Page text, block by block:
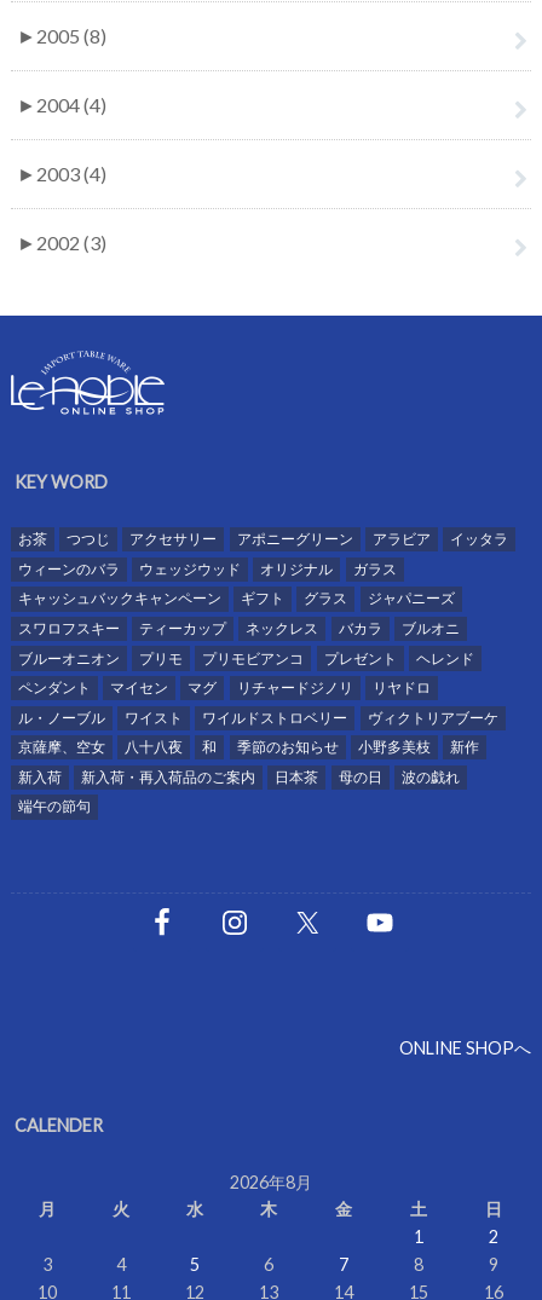
► 2005 (8)
► 2004 (4)
► 2003 (4)
► 2002 (3)
KEY WORD
お茶 つつじ アクセサリー アポニーグリーン アラビア
イッタラ
ウィーンのバラ
ウェッジウッド オリジナル
ガラス
キャッシュバックキャンペーン
ギフト グラス
ジャパニーズ
スワロフスキー
ティーカップ ネックレス バカラ
ブルオニ
ブルーオニオン
プリモ プリモビアンコ プレゼント
ヘレンド
ペンダント
マイセン マグ リチャードジノリ
リヤドロ
ル・ノーブル
ワイスト ワイルドストロベリー
ヴィクトリアブーケ
京薩摩、空女
八十八夜 和 季節のお知らせ 小野多美枝
新作
新入荷
新入荷・再入荷品のご案内 日本茶 母の日
波の戯れ
端午の節句
ONLINE SHOPへ
CALENDER
2026年8月
月
火 水 木 金 土
日
1
2
3
4 5 6 7 8
9
10
11 12 13 14 15 16